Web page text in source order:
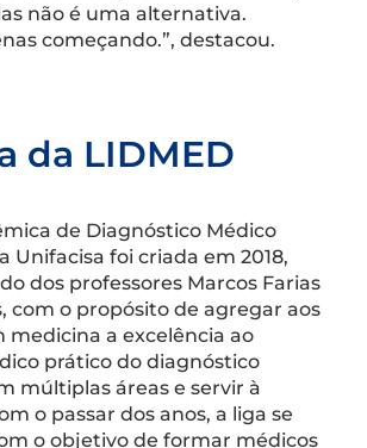
não é uma alternativa.
começando.”, destacou.
da LIDMED
de Diagnóstico Médico
Unifacisa foi criada em 2018,
dos professores Marcos Farias
com o propósito de agregar aos
medicina a excelência ao
prático do diagnóstico
múltiplas áreas e servir à
o passar dos anos, a liga se
o objetivo de formar médicos